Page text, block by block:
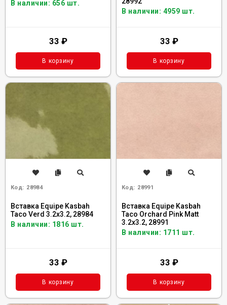
В наличии: 656 шт.
33 ₽
В корзину
В наличии: 4959 шт.
33 ₽
В корзину
Код: 28984
Вставка Equipe Kasbah
Taco Verd 3.2x3.2, 28984
В наличии: 1816 шт.
33 ₽
В корзину
Код: 28991
Вставка Equipe Kasbah
Taco Orchard Pink Matt
3.2x3.2, 28991
В наличии: 1711 шт.
33 ₽
В корзину